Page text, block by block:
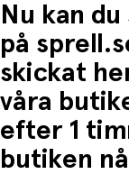
Nu kan
på
skickat
våra
efter 1
butiken